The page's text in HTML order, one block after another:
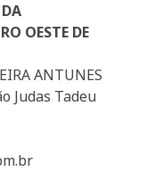
OESTE DE
ANTUNES
Judas Tadeu